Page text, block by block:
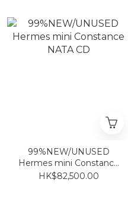
99%NEW/UNUSED
Hermes mini Constance
NATA CD
HK$82,500.00